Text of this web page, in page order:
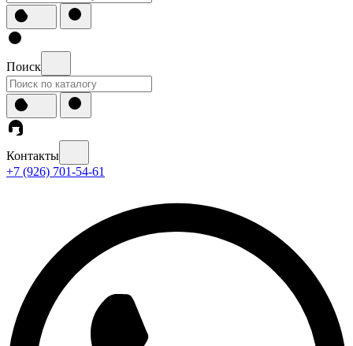
Поиск
Контакты
+7 (926) 701-54-61